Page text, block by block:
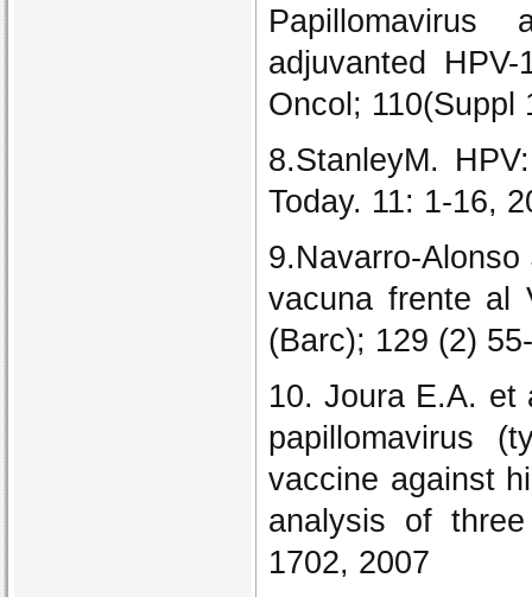
adjuvanted
Oncol; 110(Suppl
8.StanleyM.
Today. 11: 1-16,
9.Navarro-
vacuna frente al
(Barc); 129 (2)
10. Joura E.A. et
papillomavirus
vaccine against
analysis of
1702, 2007